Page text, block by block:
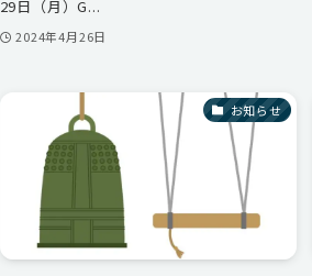
29日（月）G...
2024年4月26日
お知らせ